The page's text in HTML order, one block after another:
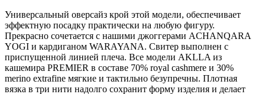
Универсальный оверсайз крой этой модели, обеспечивает
эффектную посадку практически на любую фигуру.
Прекрасно сочетается с нашими джоггерами ACHANQARA
YOGI и кардиганом WARAYANA. Свитер выполнен с
приспущенной линией плеча. Все модели AKLLA из
кашемира PREMIER в составе 70% royal cashmere и 30%
merino extrafine мягкие и тактильно безупречны. Плотная
вязка в три нити надолго сохранит форму изделия и делает